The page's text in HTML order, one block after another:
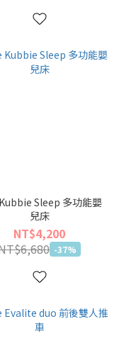
Sleep 多功能嬰
兒床
NT$4,200
-37%